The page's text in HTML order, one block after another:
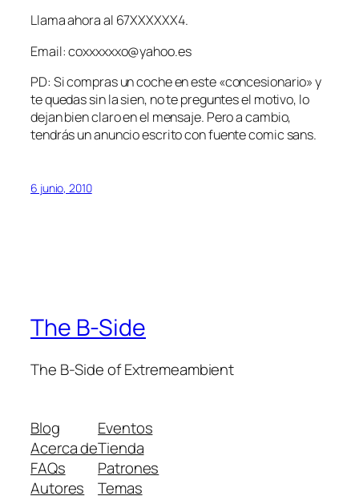
Llama ahora al 67XXXXXX4.
Email:coxxxxxxo@yahoo.es
PD: Si compras un coche en este «concesionario» y
te quedas sin la sien, no te preguntes el motivo, lo
dejan bien claro en el mensaje. Pero a cambio,
tendrás un anuncio escrito con fuente comic sans.
6 junio, 2010
The B-Side
The B-Side of Extremeambient
Blog
Acerca de
FAQs
Autores
Eventos
Tienda
Patrones
Temas